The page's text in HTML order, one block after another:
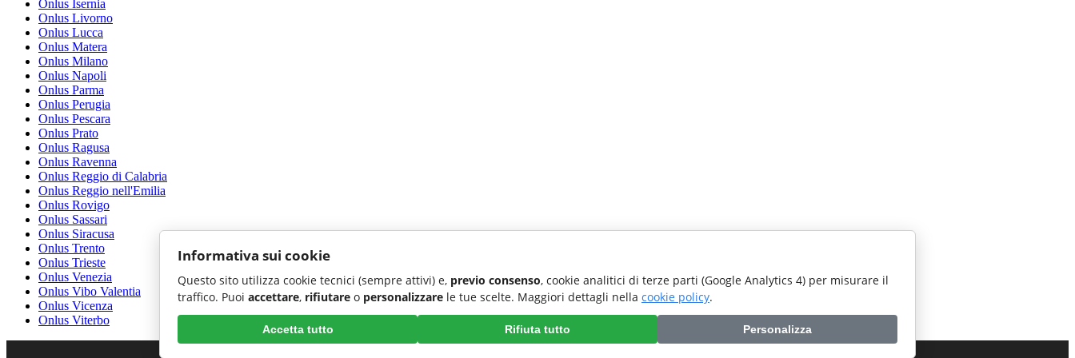
Onlus Isernia
Onlus Livorno
Onlus Lucca
Onlus Matera
Onlus Milano
Onlus Napoli
Onlus Parma
Onlus Perugia
Onlus Pescara
Onlus Prato
Onlus Ragusa
Onlus Ravenna
Onlus Reggio di Calabria
Onlus Reggio nell'Emilia
Onlus Rovigo
Onlus Sassari
Onlus Siracusa
Onlus Trento
Onlus Trieste
Onlus Venezia
Onlus Vibo Valentia
Onlus Vicenza
Onlus Viterbo
Informativa sui cookie
Questo sito utilizza cookie tecnici (sempre attivi) e, previo consenso, cookie analitici di terze parti (Google Analytics 4) per misurare il
traffico. Puoi accettare, rifiutare o personalizzare le tue scelte. Maggiori dettagli nella cookie policy.
Accetta tutto Rifiuta tutto Personalizza